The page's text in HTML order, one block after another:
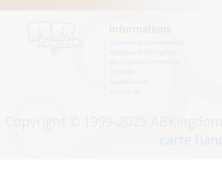
Informations
Guide de la communauté
A propos d'ABKingdom
Abonnements Premium
Publicité
Recrutement
Bannières
carte